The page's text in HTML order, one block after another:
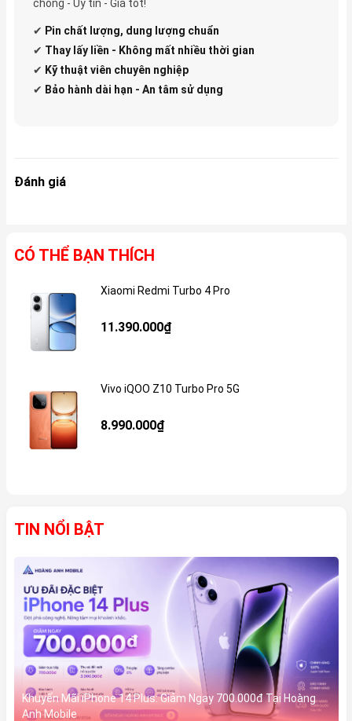
chóng - Uy tín - Giá tốt!
✔ Pin chất lượng, dung lượng chuẩn
✔ Thay lấy liền - Không mất nhiều thời gian
✔ Kỹ thuật viên chuyên nghiệp
✔ Bảo hành dài hạn - An tâm sử dụng
Đánh giá
CÓ THỂ BẠN THÍCH
Xiaomi Redmi Turbo 4 Pro
11.390.000₫
Vivo iQOO Z10 Turbo Pro 5G
8.990.000₫
TIN NỔI BẬT
Khuyến Mãi iPhone 14 Plus: Giảm Ngay 700.000đ Tại Hoàng
Anh Mobile